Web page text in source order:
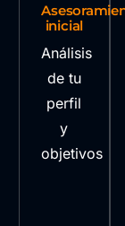
inicial
Análisis
de tu
perfil
y
objetivos